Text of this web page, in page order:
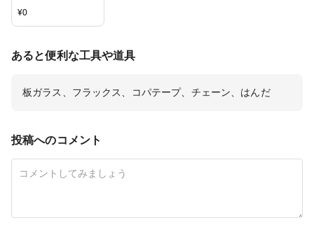
¥0
あると便利な工具や道具
板ガラス、フラックス、コパテープ、チェーン、はんだ
投稿へのコメント